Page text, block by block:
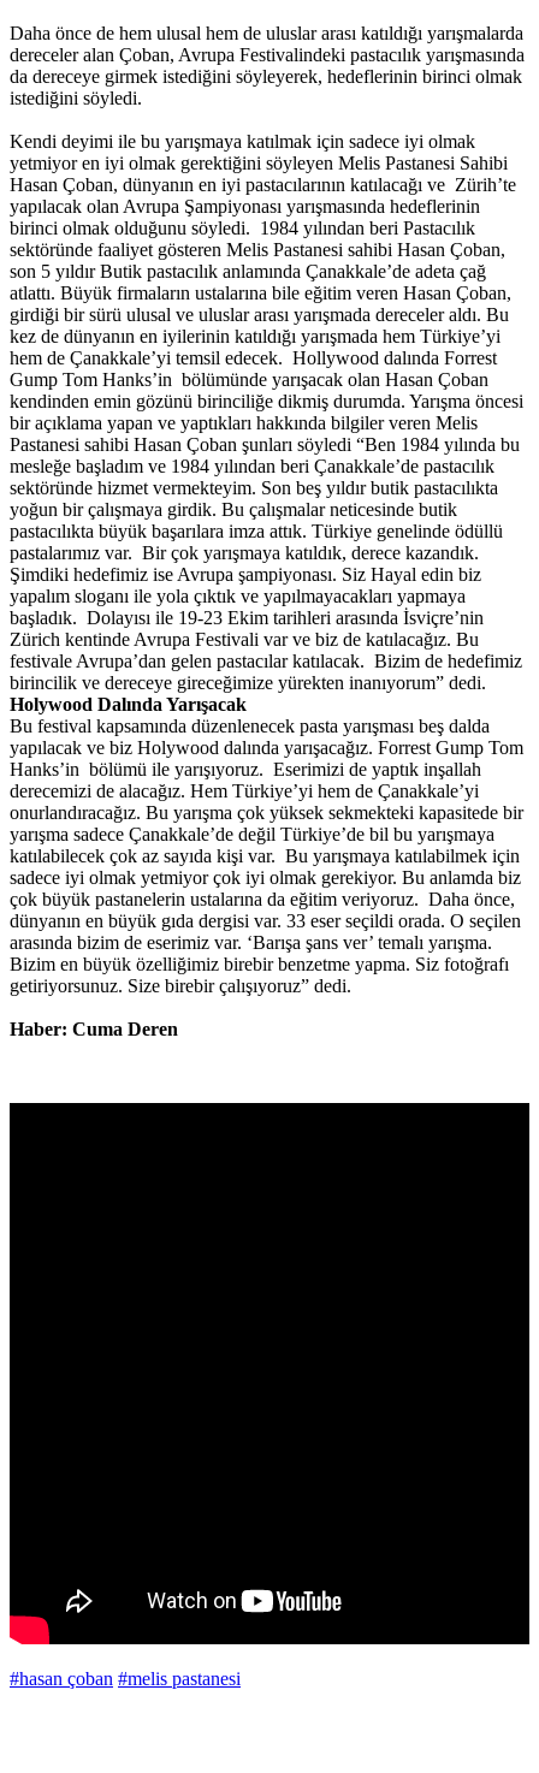
Daha önce de hem ulusal hem de uluslar arası katıldığı yarışmalarda
dereceler alan Çoban, Avrupa Festivalindeki pastacılık yarışmasında
da dereceye girmek istediğini söyleyerek, hedeflerinin birinci olmak
istediğini söyledi.
Kendi deyimi ile bu yarışmaya katılmak için sadece iyi olmak
yetmiyor en iyi olmak gerektiğini söyleyen Melis Pastanesi Sahibi
Hasan Çoban, dünyanın en iyi pastacılarının katılacağı ve Zürih’te
yapılacak olan Avrupa Şampiyonası yarışmasında hedeflerinin
birinci olmak olduğunu söyledi. 1984 yılından beri Pastacılık
sektöründe faaliyet gösteren Melis Pastanesi sahibi Hasan Çoban,
son 5 yıldır Butik pastacılık anlamında Çanakkale’de adeta çağ
atlattı. Büyük firmaların ustalarına bile eğitim veren Hasan Çoban,
girdiği bir sürü ulusal ve uluslar arası yarışmada dereceler aldı. Bu
kez de dünyanın en iyilerinin katıldığı yarışmada hem Türkiye’yi
hem de Çanakkale’yi temsil edecek. Hollywood dalında Forrest
Gump Tom Hanks’in bölümünde yarışacak olan Hasan Çoban
kendinden emin gözünü birinciliğe dikmiş durumda. Yarışma öncesi
bir açıklama yapan ve yaptıkları hakkında bilgiler veren Melis
Pastanesi sahibi Hasan Çoban şunları söyledi “Ben 1984 yılında bu
mesleğe başladım ve 1984 yılından beri Çanakkale’de pastacılık
sektöründe hizmet vermekteyim. Son beş yıldır butik pastacılıkta
yoğun bir çalışmaya girdik. Bu çalışmalar neticesinde butik
pastacılıkta büyük başarılara imza attık. Türkiye genelinde ödüllü
pastalarımız var. Bir çok yarışmaya katıldık, derece kazandık.
Şimdiki hedefimiz ise Avrupa şampiyonası. Siz Hayal edin biz
yapalım sloganı ile yola çıktık ve yapılmayacakları yapmaya
başladık. Dolayısı ile 19-23 Ekim tarihleri arasında İsviçre’nin
Zürich kentinde Avrupa Festivali var ve biz de katılacağız. Bu
festivale Avrupa’dan gelen pastacılar katılacak. Bizim de hedefimiz
birincilik ve dereceye gireceğimize yürekten inanıyorum” dedi.
Holywood Dalında Yarışacak
Bu festival kapsamında düzenlenecek pasta yarışması beş dalda
yapılacak ve biz Holywood dalında yarışacağız. Forrest Gump Tom
Hanks’in bölümü ile yarışıyoruz. Eserimizi de yaptık inşallah
derecemizi de alacağız. Hem Türkiye’yi hem de Çanakkale’yi
onurlandıracağız. Bu yarışma çok yüksek sekmekteki kapasitede bir
yarışma sadece Çanakkale’de değil Türkiye’de bil bu yarışmaya
katılabilecek çok az sayıda kişi var. Bu yarışmaya katılabilmek için
sadece iyi olmak yetmiyor çok iyi olmak gerekiyor. Bu anlamda biz
çok büyük pastanelerin ustalarına da eğitim veriyoruz. Daha önce,
dünyanın en büyük gıda dergisi var. 33 eser seçildi orada. O seçilen
arasında bizim de eserimiz var. ‘Barışa şans ver’ temalı yarışma.
Bizim en büyük özelliğimiz birebir benzetme yapma. Siz fotoğrafı
getiriyorsunuz. Size birebir çalışıyoruz” dedi.
Haber: Cuma Deren
#hasan çoban #melis pastanesi